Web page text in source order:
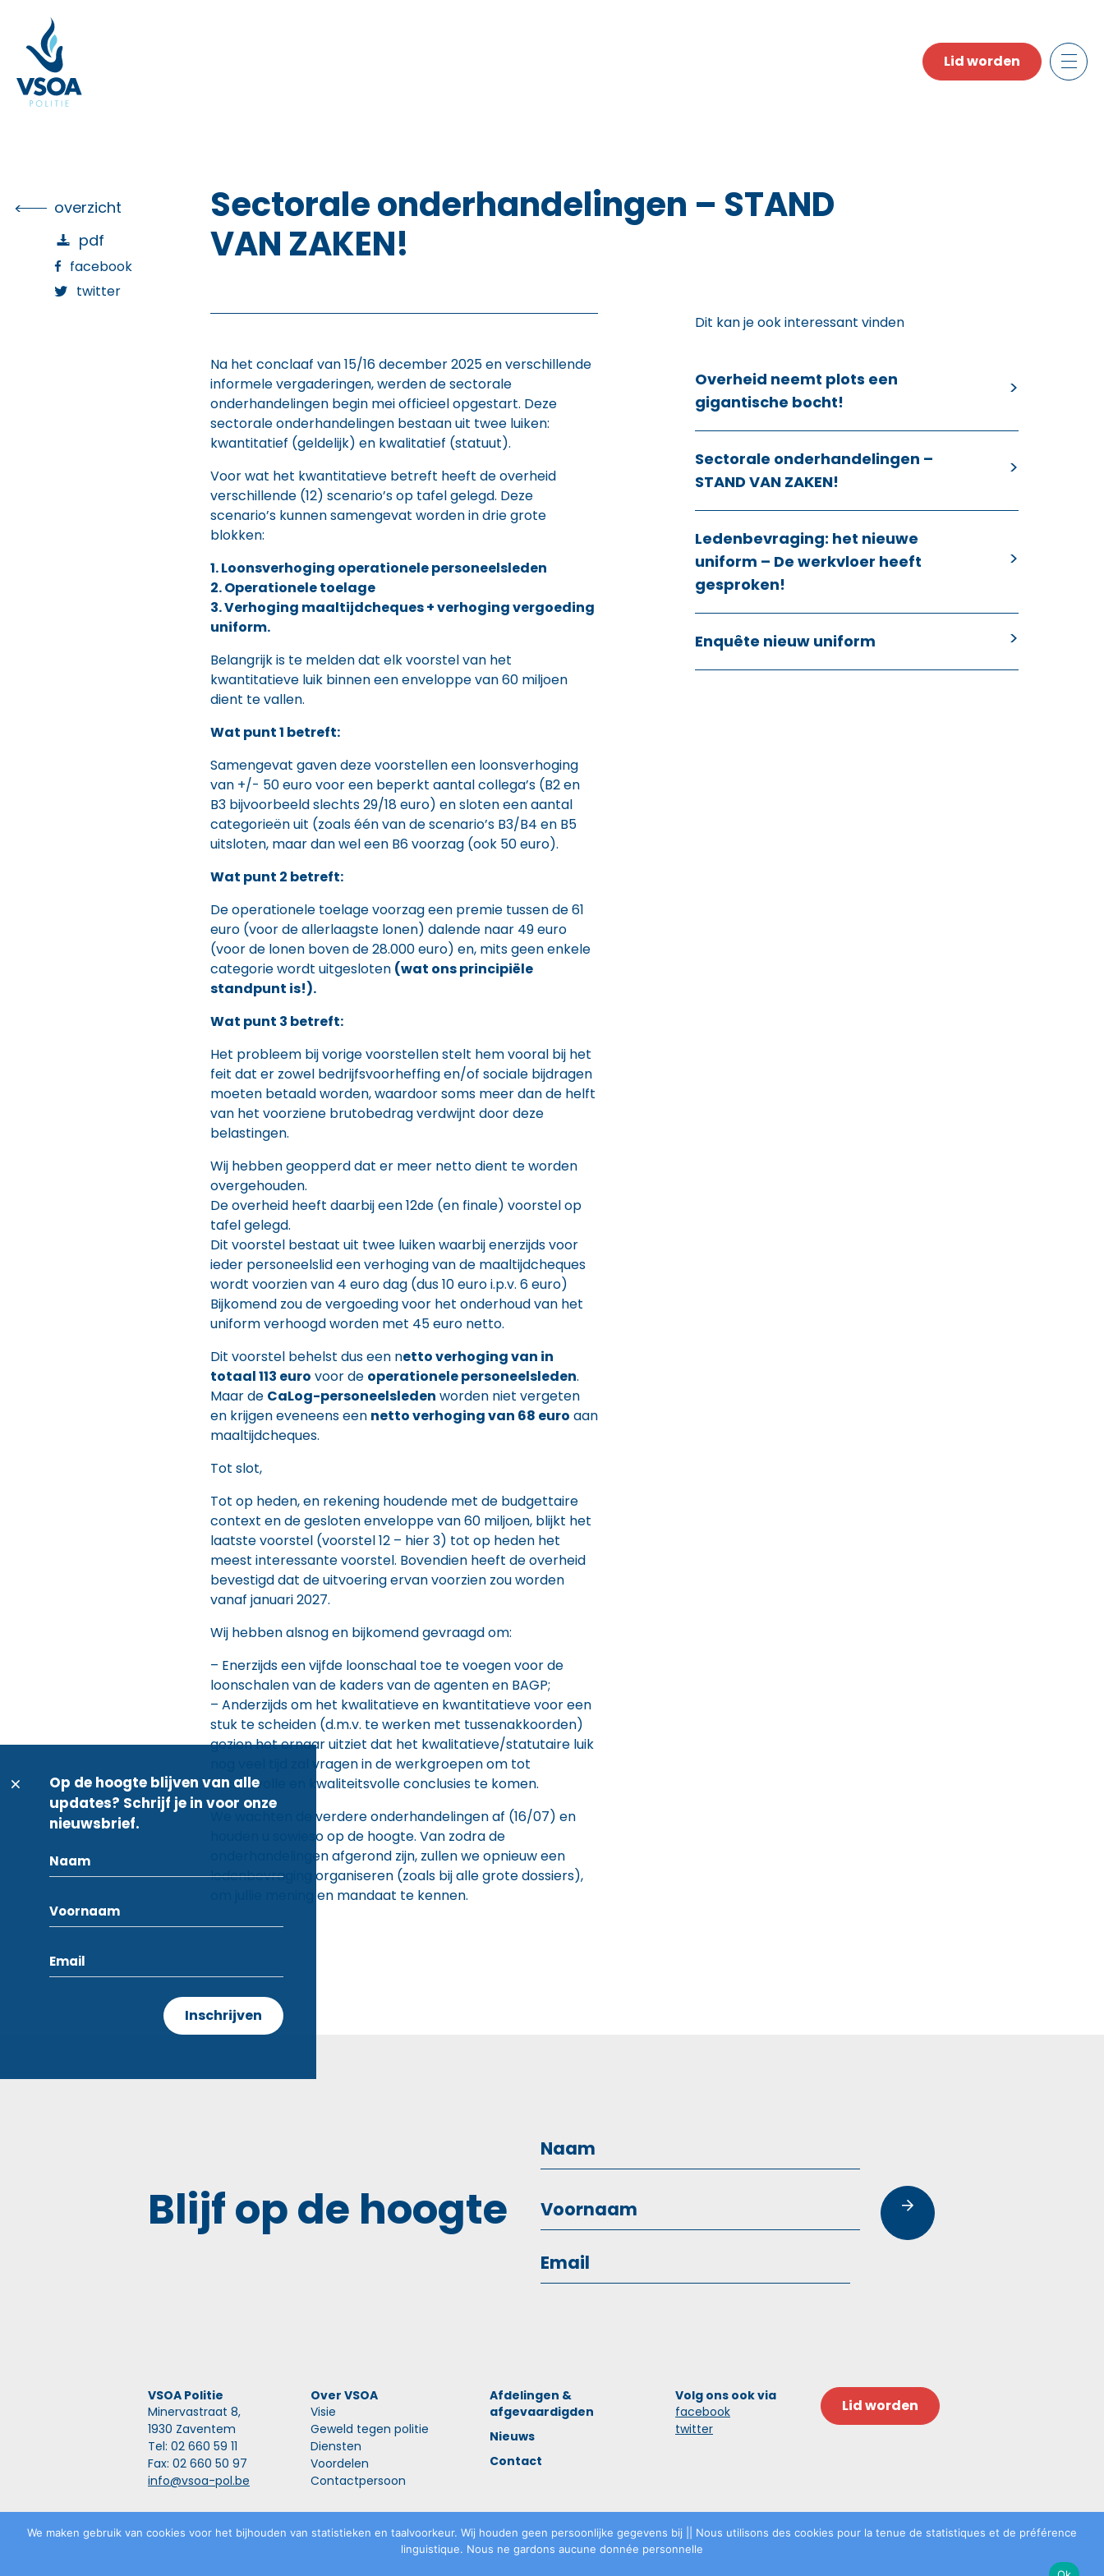
content
Lid worden
overzicht
pdf
facebook
twitter
Sectorale onderhandelingen – STAND
VAN ZAKEN!
Na het conclaaf van 15/16 december 2025 en verschillende
informele vergaderingen, werden de sectorale
onderhandelingen begin mei officieel opgestart. Deze
sectorale onderhandelingen bestaan uit twee luiken:
kwantitatief (geldelijk) en kwalitatief (statuut).
Voor wat het kwantitatieve betreft heeft de overheid
verschillende (12) scenario’s op tafel gelegd. Deze
scenario’s kunnen samengevat worden in drie grote
blokken:
1. Loonsverhoging operationele personeelsleden
2. Operationele toelage
3. Verhoging maaltijdcheques + verhoging vergoeding
uniform.
Belangrijk is te melden dat elk voorstel van het
kwantitatieve luik binnen een enveloppe van 60 miljoen
dient te vallen.
Wat punt 1 betreft:
Samengevat gaven deze voorstellen een loonsverhoging
van +/- 50 euro voor een beperkt aantal collega’s (B2 en
B3 bijvoorbeeld slechts 29/18 euro) en sloten een aantal
categorieën uit (zoals één van de scenario’s B3/B4 en B5
uitsloten, maar dan wel een B6 voorzag (ook 50 euro).
Wat punt 2 betreft:
De operationele toelage voorzag een premie tussen de 61
euro (voor de allerlaagste lonen) dalende naar 49 euro
(voor de lonen boven de 28.000 euro) en, mits geen enkele
categorie wordt uitgesloten (wat ons principiële
standpunt is!).
Wat punt 3 betreft:
Het probleem bij vorige voorstellen stelt hem vooral bij het
feit dat er zowel bedrijfsvoorheffing en/of sociale bijdragen
moeten betaald worden, waardoor soms meer dan de helft
van het voorziene brutobedrag verdwijnt door deze
belastingen.
Wij hebben geopperd dat er meer netto dient te worden
overgehouden.
De overheid heeft daarbij een 12de (en finale) voorstel op
tafel gelegd.
Dit voorstel bestaat uit twee luiken waarbij enerzijds voor
ieder personeelslid een verhoging van de maaltijdcheques
wordt voorzien van 4 euro dag (dus 10 euro i.p.v. 6 euro)
Bijkomend zou de vergoeding voor het onderhoud van het
uniform verhoogd worden met 45 euro netto.
Dit voorstel behelst dus een netto verhoging van in
totaal 113 euro voor de operationele personeelsleden.
Maar de CaLog-personeelsleden worden niet vergeten
en krijgen eveneens een netto verhoging van 68 euro aan
maaltijdcheques.
Tot slot,
Tot op heden, en rekening houdende met de budgettaire
context en de gesloten enveloppe van 60 miljoen, blijkt het
laatste voorstel (voorstel 12 – hier 3) tot op heden het
meest interessante voorstel. Bovendien heeft de overheid
bevestigd dat de uitvoering ervan voorzien zou worden
vanaf januari 2027.
Wij hebben alsnog en bijkomend gevraagd om:
– Enerzijds een vijfde loonschaal toe te voegen voor de
loonschalen van de kaders van de agenten en BAGP;
– Anderzijds om het kwalitatieve en kwantitatieve voor een
stuk te scheiden (d.m.v. te werken met tussenakkoorden)
gezien het ernaar uitziet dat het kwalitatieve/statutaire luik
nog veel tijd zal vragen in de werkgroepen om tot
succesvolle en kwaliteitsvolle conclusies te komen.
We wachten de verdere onderhandelingen af (16/07) en
houden u sowieso op de hoogte. Van zodra de
onderhandelingen afgerond zijn, zullen we opnieuw een
ledenbevraging organiseren (zoals bij alle grote dossiers),
om jullie mening en mandaat te kennen.
Dit kan je ook interessant vinden
Overheid neemt plots een
gigantische bocht!
Sectorale onderhandelingen –
STAND VAN ZAKEN!
Ledenbevraging: het nieuwe
uniform – De werkvloer heeft
gesproken!
Enquête nieuw uniform
We maken gebruik van cookies voor het bijhouden van statistieken en taalvoorkeur. Wij houden geen persoonlijke gegevens bij || Nous utilisons des cookies pour la tenue de statistiques et de préférence
linguistique. Nous ne gardons aucune donnée personnelle
Blijf op de hoogte
VSOA Politie
Minervastraat 8,
1930 Zaventem
Tel: 02 660 59 11
Fax: 02 660 50 97
info@vsoa-pol.be
Over VSOA
Visie
Geweld tegen politie
Diensten
Voordelen
Contactpersoon
Afdelingen &
afgevaardigden
Nieuws
Contact
Volg ons ook via
facebook
twitter
Lid worden
Privacyverklaring 2026
Op de hoogte blijven van alle
updates? Schrijf je in voor onze
nieuwsbrief.